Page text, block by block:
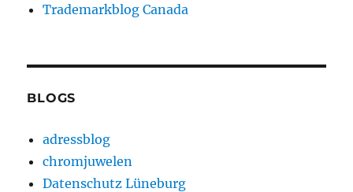
Trademarkblog Canada
BLOGS
adressblog
chromjuwelen
Datenschutz Lüneburg